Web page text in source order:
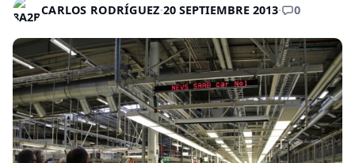
CARLOS RODRÍGUEZ·20 SEPTIEMBRE 2013· 0